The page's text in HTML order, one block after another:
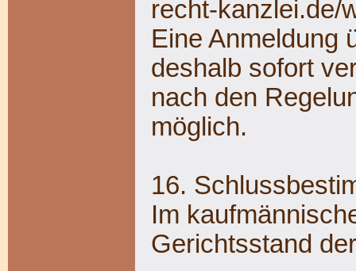
recht-kanzlei.de/
Eine Anmeldung
deshalb sofort
nach den
möglich.
16.
Im
Gerichtsstand